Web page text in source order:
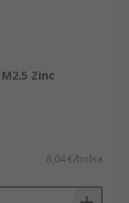
Zinc
8,04 €/bolsa